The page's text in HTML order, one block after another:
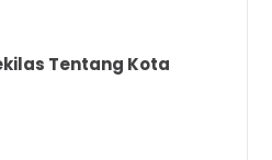
Tentang Kota